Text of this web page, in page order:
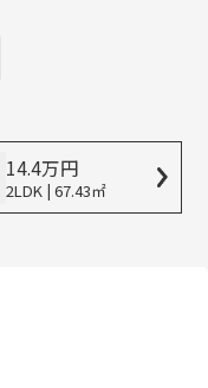
14.4万円
2LDK | 67.43㎡